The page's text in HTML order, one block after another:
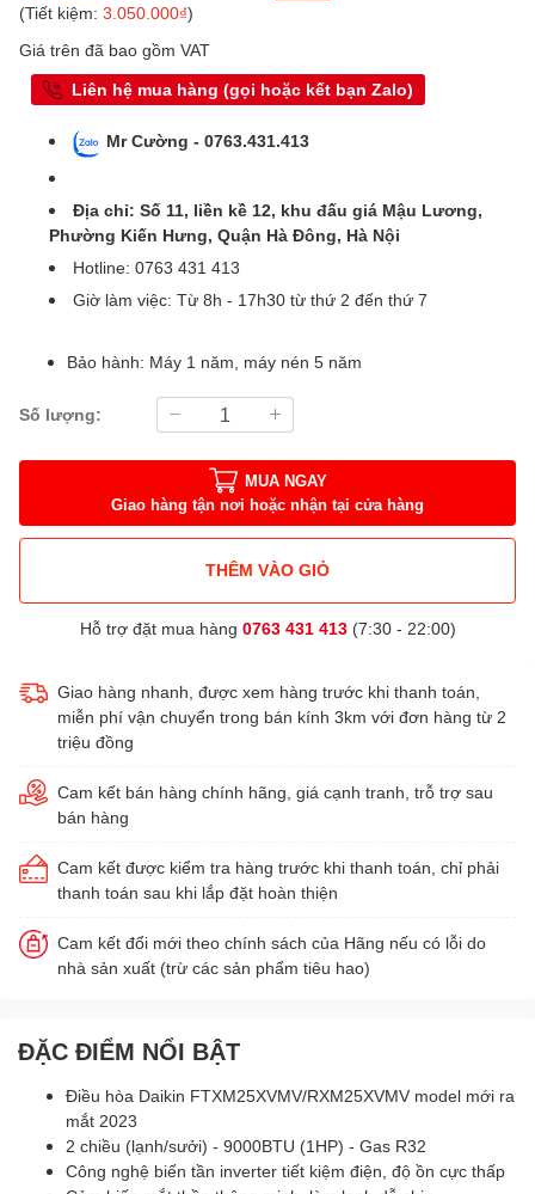
(Tiết kiệm: 3.050.000₫)
Giá trên đã bao gồm VAT
Liên hệ mua hàng (gọi hoặc kết bạn Zalo)
Mr Cường - 0763.431.413
Địa chỉ: Số 11, liền kề 12, khu đấu giá Mậu Lương,
Phường Kiến Hưng, Quận Hà Đông, Hà Nội
Hotline: 0763 431 413
Giờ làm việc: Từ 8h - 17h30 từ thứ 2 đến thứ 7
Bảo hành: Máy 1 năm, máy nén 5 năm
Số lượng:
MUA NGAY
Giao hàng tận nơi hoặc nhận tại cửa hàng
THÊM VÀO GIỎ
Hỗ trợ đặt mua hàng 0763 431 413(7:30 - 22:00)
Giao hàng nhanh, được xem hàng trước khi thanh toán,
miễn phí vận chuyển trong bán kính 3km với đơn hàng từ 2
triệu đồng
Cam kết bán hàng chính hãng, giá cạnh tranh, trỗ trợ sau
bán hàng
Cam kết được kiểm tra hàng trước khi thanh toán, chỉ phải
thanh toán sau khi lắp đặt hoàn thiện
Cam kết đổi mới theo chính sách của Hãng nếu có lỗi do
nhà sản xuất (trừ các sản phẩm tiêu hao)
ĐẶC ĐIỂM NỔI BẬT
Điều hòa Daikin FTXM25XVMV/RXM25XVMV model mới ra
mắt 2023
2 chiều (lạnh/sưởi) - 9000BTU (1HP) - Gas R32
Công nghệ biến tần inverter tiết kiệm điện, độ ồn cực thấp